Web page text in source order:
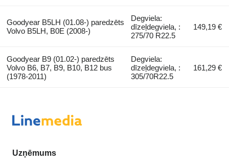
Goodyear B5LH (01.08-) paredzēts
Volvo B5LH, B0E (2008-)
Degviela:
dīzeļdegviela, :
275/70 R22.5
149,19 €
Goodyear B9 (01.02-) paredzēts
Volvo B6, B7, B9, B10, B12 bus
(1978-2011)
Degviela:
dīzeļdegviela, :
305/70R22.5
161,29 €
Uzņēmums